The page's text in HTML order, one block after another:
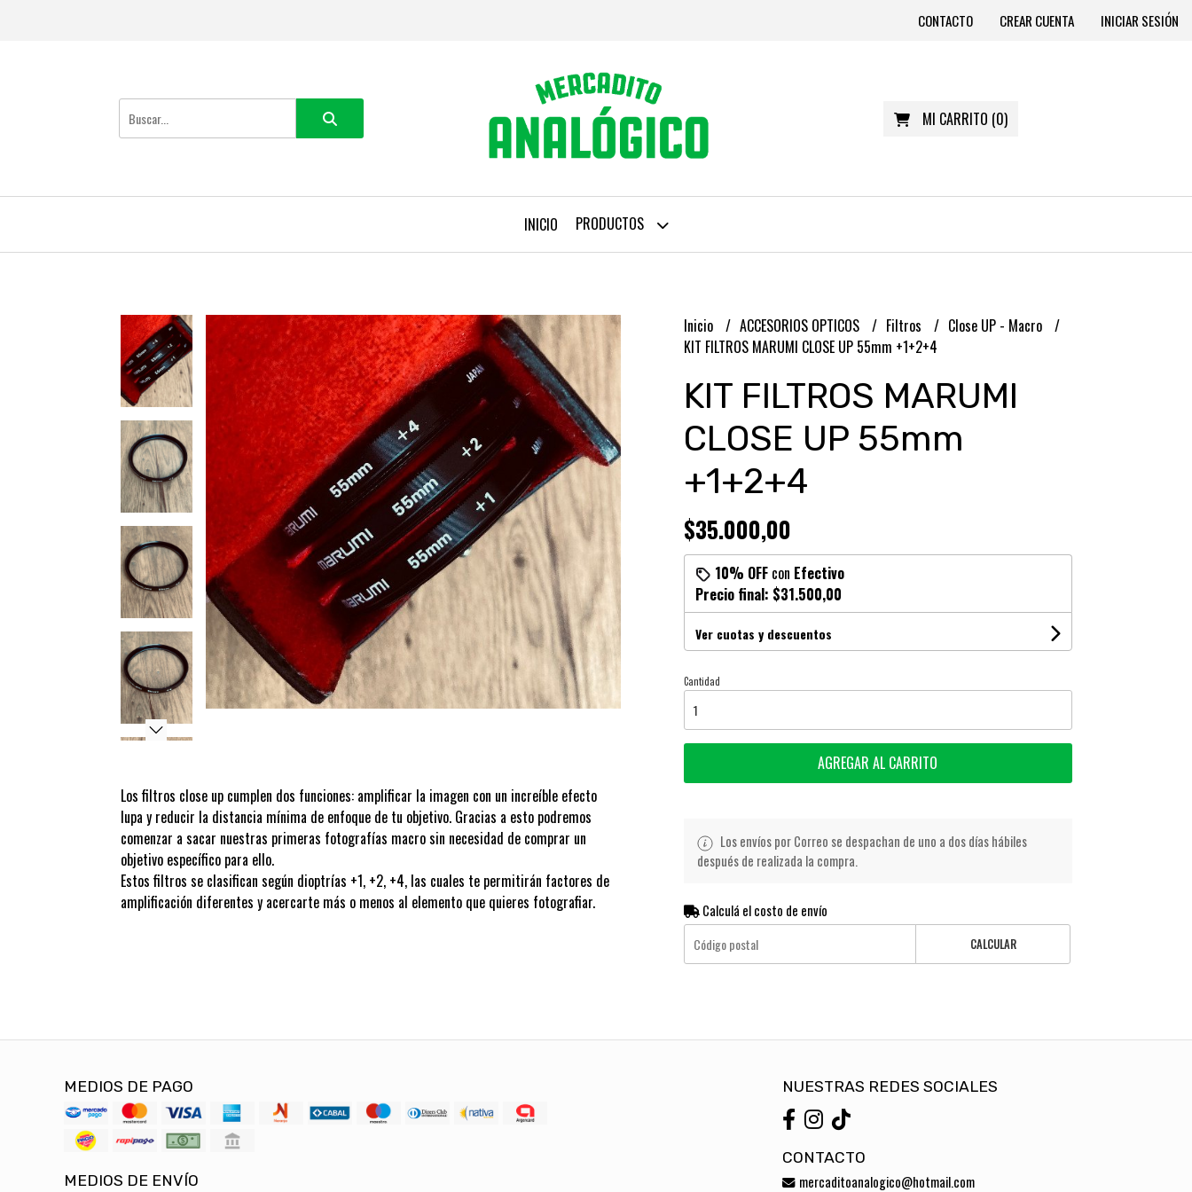
CONTACTO CREAR CUENTA INICIAR SESIÓN
MI CARRITO (0)
INICIO PRODUCTOS
Los filtros close up cumplen dos funciones: amplificar la imagen con un increíble efecto
lupa y reducir la distancia mínima de enfoque de tu objetivo. Gracias a esto podremos
comenzar a sacar nuestras primeras fotografías macro sin necesidad de comprar un
objetivo específico para ello.
Estos filtros se clasifican según dioptrías +1, +2, +4, las cuales te permitirán factores de
amplificación diferentes y acercarte más o menos al elemento que quieres fotografiar.
Inicio ACCESORIOS OPTICOS Filtros
Close UP - Macro
KIT FILTROS MARUMI CLOSE UP 55mm +1+2+4
KIT FILTROS MARUMI
CLOSE UP 55mm
+1+2+4
$35.000,00
10% OFFcon Efectivo
Precio final: $31.500,00
Ver cuotas y descuentos
Cantidad
AGREGAR AL CARRITO
Los envíos por Correo se despachan de uno a dos días hábiles
después de realizada la compra.
Calculá el costo de envío
CALCULAR
MEDIOS DE PAGO
MEDIOS DE ENVÍO
NUESTRAS REDES SOCIALES
CONTACTO
mercaditoanalogico@hotmail.com